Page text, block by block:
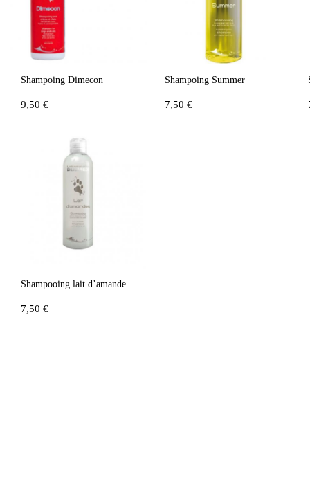
Shampoing Dimecon
9,50 €
Shampoing Summer
7,50 €
Shampooing lait d’amande
7,50 €